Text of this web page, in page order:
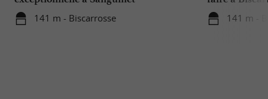
141 m - Biscarrosse 141 m -